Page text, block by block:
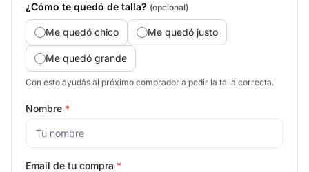
¿Cómo te quedó de talla? (opcional)
Me quedó chico Me quedó justo
Me quedó grande
Con esto ayudás al próximo comprador a pedir la talla correcta.
Nombre *
Email de tu compra *